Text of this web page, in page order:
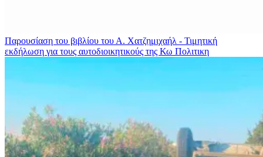
Παρουσίαση του βιβλίου του Α. Χατζημιχαήλ - Τιμητική
εκδήλωση για τους αυτοδιοικητικούς της Κω Πολιτικη